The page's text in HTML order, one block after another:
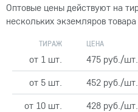
Оптовые цены действуют на
нескольких экземляров
ТИРАЖ ЦЕНА
от 1 шт.
475 руб./шт.
от 5 шт.
452 руб./шт.
от 10 шт.
428 руб./шт.